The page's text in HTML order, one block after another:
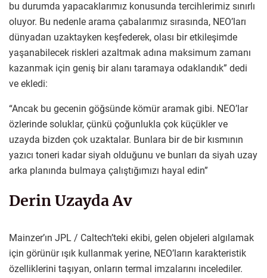
bu durumda yapacaklarımız konusunda tercihlerimiz sınırlı
oluyor. Bu nedenle arama çabalarımız sırasında, NEO’ları
dünyadan uzaktayken keşfederek, olası bir etkileşimde
yaşanabilecek riskleri azaltmak adına maksimum zamanı
kazanmak için geniş bir alanı taramaya odaklandık” dedi
ve ekledi:
“Ancak bu gecenin göğsünde kömür aramak gibi. NEO’lar
özlerinde soluklar, çünkü çoğunlukla çok küçükler ve
uzayda bizden çok uzaktalar. Bunlara bir de bir kısmının
yazıcı toneri kadar siyah olduğunu ve bunları da siyah uzay
arka planında bulmaya çalıştığımızı hayal edin”
Derin Uzayda Av
Mainzer’ın JPL / Caltech’teki ekibi, gelen objeleri algılamak
için görünür ışık kullanmak yerine, NEO’ların karakteristik
özelliklerini taşıyan, onların termal imzalarını incelediler.